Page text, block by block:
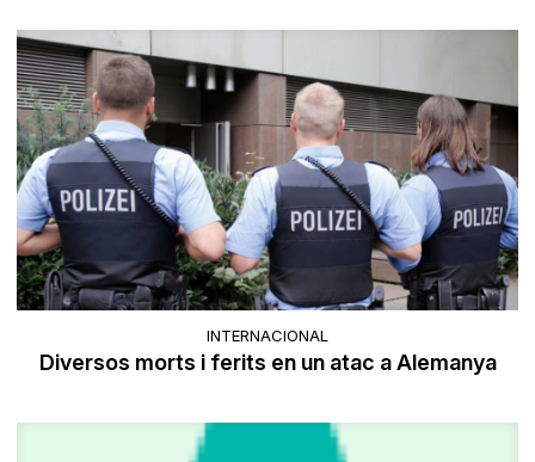
INTERNACIONAL
Diversos morts i ferits en un atac a Alemanya